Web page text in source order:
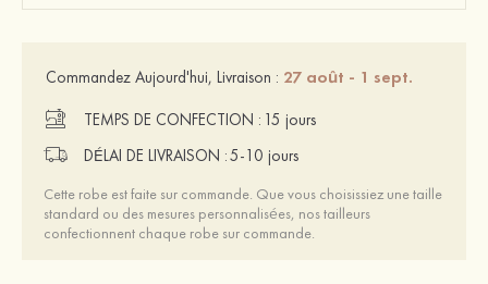
Commandez Aujourd'hui, Livraison : 27 août - 1 sept.
TEMPS DE CONFECTION : 15 jours
DÉLAI DE LIVRAISON :5-10 jours
Cette robe est faite sur commande. Que vous choisissiez une taille
standard ou des mesures personnalisées, nos tailleurs
confectionnent chaque robe sur commande.